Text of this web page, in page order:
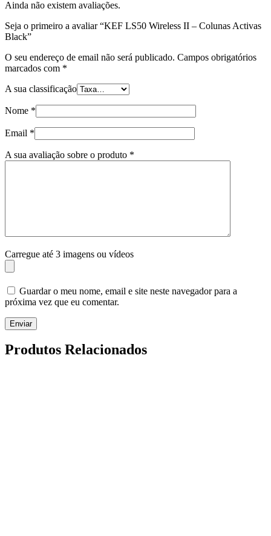
Ainda não existem avaliações.
Seja o primeiro a avaliar “KEF LS50 Wireless II – Colunas Activas
Black”
O seu endereço de email não será publicado. Campos obrigatórios
marcados com *
A sua classificação
Nome *
Email *
A sua avaliação sobre o produto *
Carregue até 3 imagens ou vídeos
Guardar o meu nome, email e site neste navegador para a
próxima vez que eu comentar.
Enviar
Produtos Relacionados